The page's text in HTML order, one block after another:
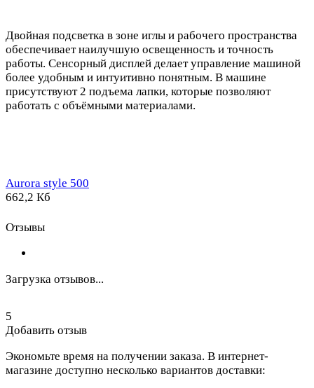
Двойная подсветка в зоне иглы и рабочего пространства
обеспечивает наилучшую освещенность и точность
работы. Сенсорный дисплей делает управление машиной
более удобным и интуитивно понятным. В машине
присутствуют 2 подъема лапки, которые позволяют
работать с объёмными материалами.
Aurora style 500
662,2 Кб
Отзывы
Загрузка отзывов...
5
Добавить отзыв
Экономьте время на получении заказа. В интернет-
магазине доступно несколько вариантов доставки: